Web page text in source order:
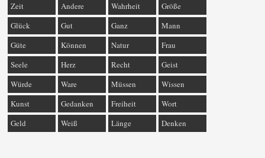
Zeit
Andere Wahrheit
Größe
Glück
Gut Ganz
Mann
Güte
Können Natur
Frau
Seele
Herz Recht
Geist
Würde
Ware Müssen
Wissen
Kunst
Gedanken Freiheit
Wort
Geld
Weiß Länge Denken